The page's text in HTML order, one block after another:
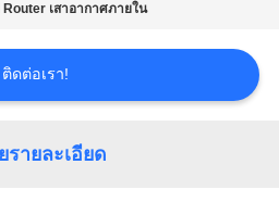
Router เสาอากาศภายใน
ติดต่อเรา!
รายละเอียด